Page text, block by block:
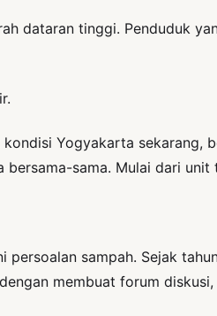
dataran tinggi. Penduduk
Yogyakarta sekarang,
sama. Mulai dari
sampah. Sejak
membuat forum